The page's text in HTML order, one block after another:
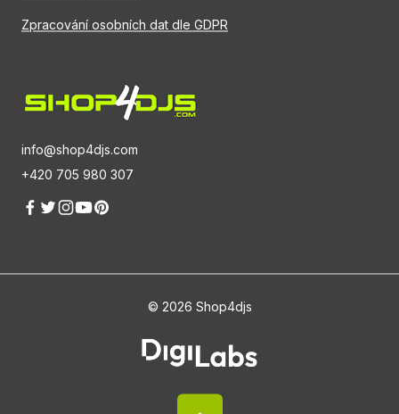
info@shop4djs.com
+420 705 980 307
Zpracování osobních dat dle GDPR
© 2026 Shop4djs